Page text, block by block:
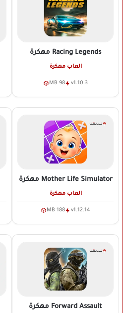
Racing Legends مهكرة
العاب مهكرة
v1.10.3
98 MB
Mother Life Simulator مهكرة
العاب مهكرة
v1.12.14
188 MB
Forward Assault مهكرة